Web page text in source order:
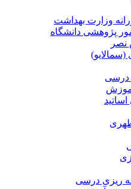
وزارت بهداشت
پژوهشی دانشگاه
ریزی درسی